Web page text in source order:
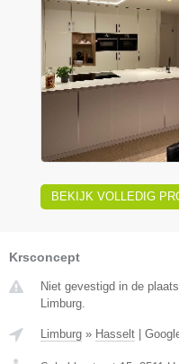
BEKIJK VOLLEDIG
Krsconcept
Niet gevestigd in de
Limburg.
Limburg » Hasselt